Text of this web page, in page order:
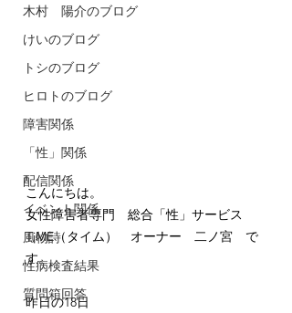
木村 陽介のブログ
けいのブログ
トシのブログ
ヒロトのブログ
障害関係
「性」関係
配信関係
イベント関係
風物詩
性病検査結果
質問箱回答
こんにちは。
女性障害者専門　総合「性」サービス
TiME（タイム）　オーナー　二ノ宮　で
す。
昨日の18日